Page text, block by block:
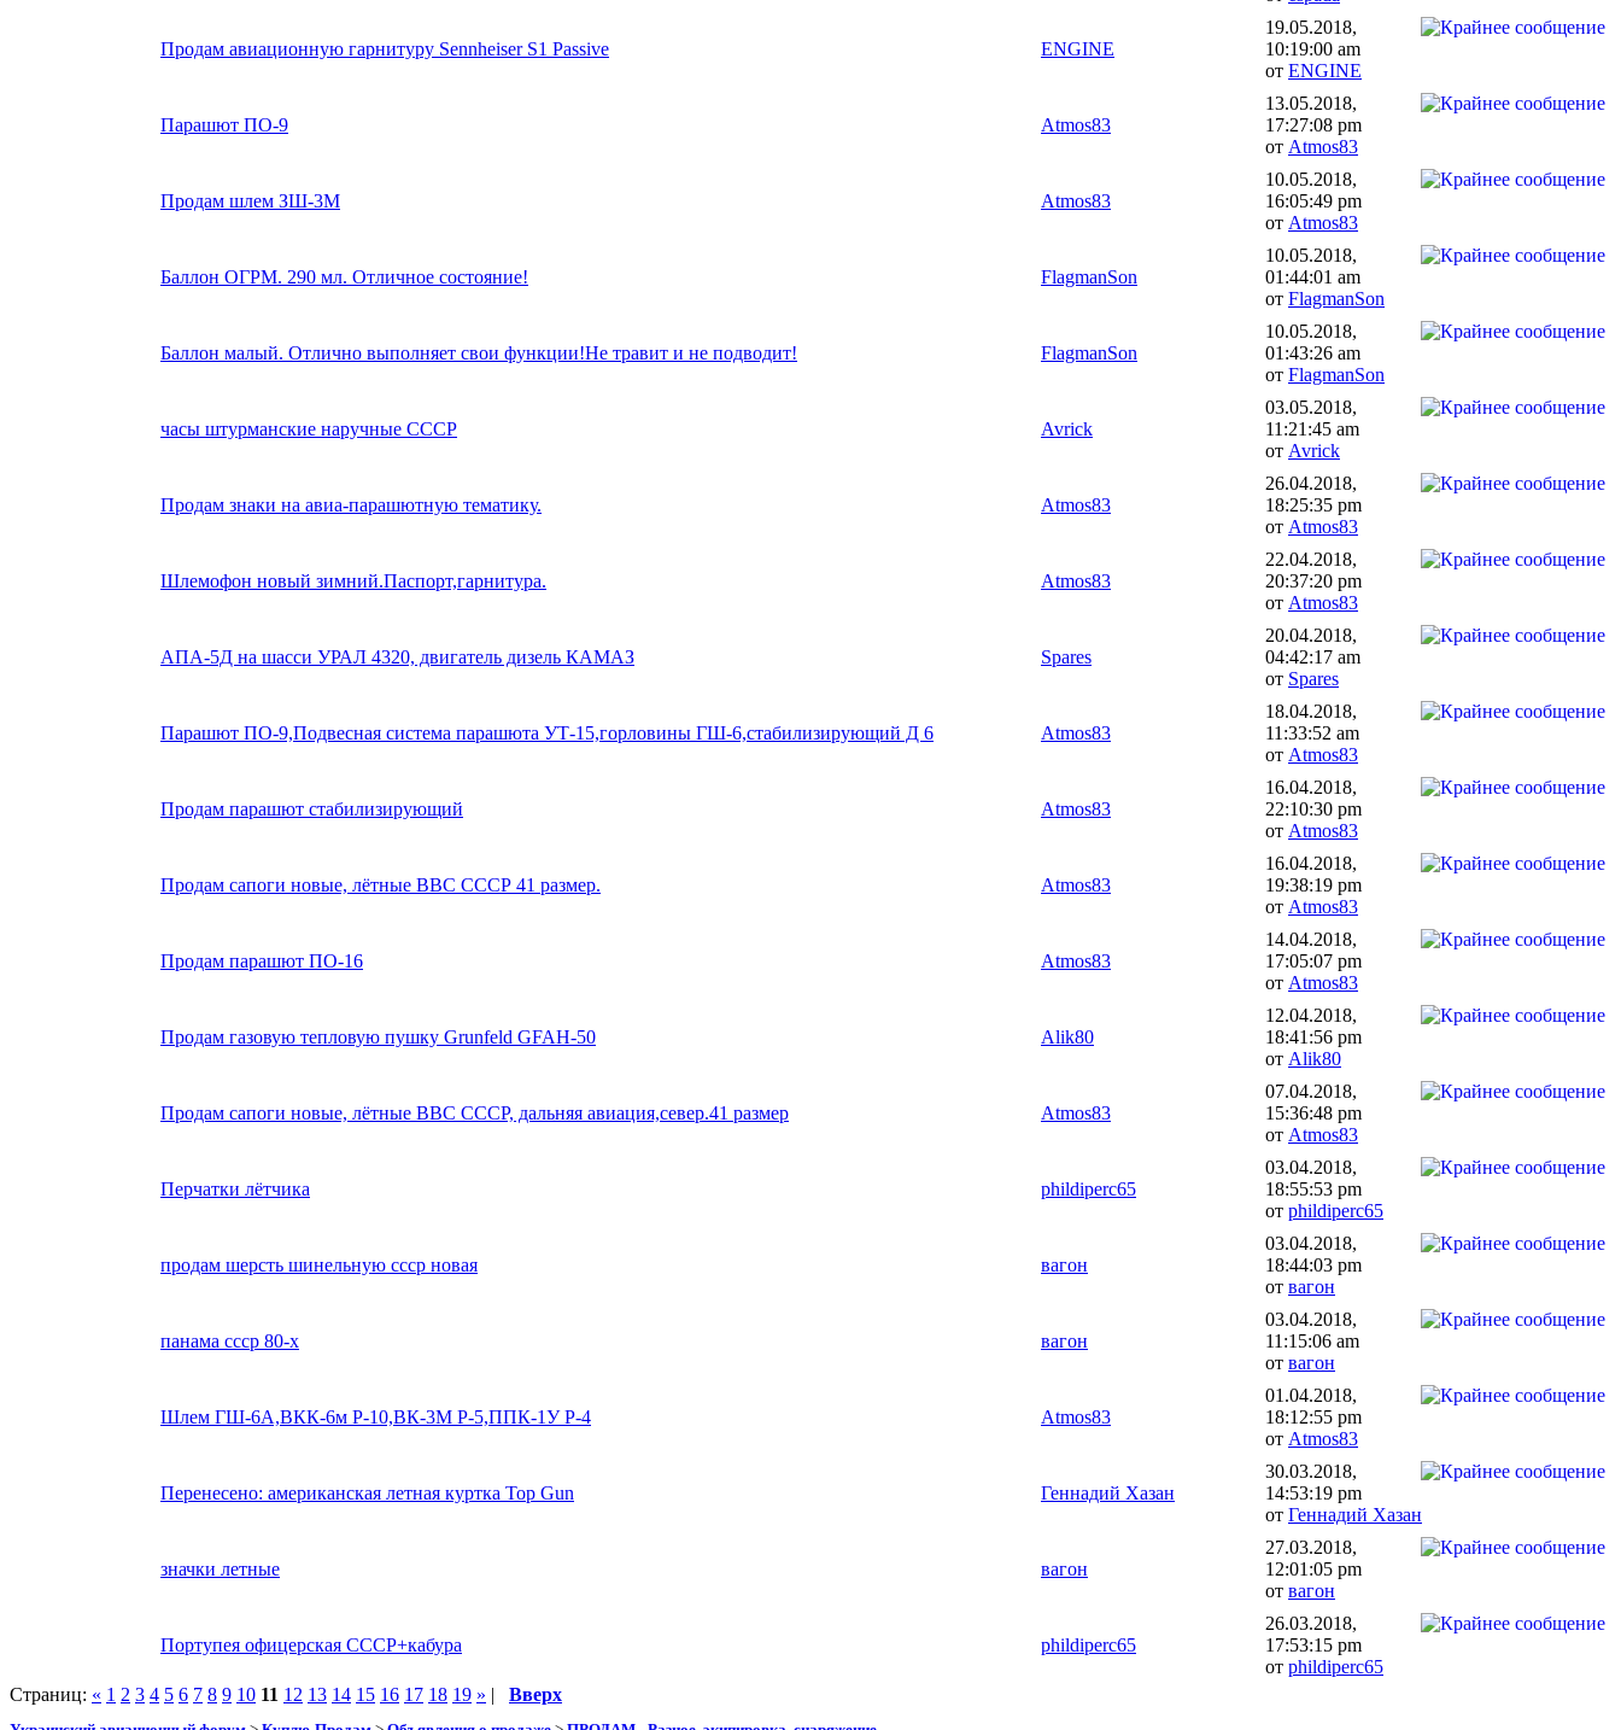
Продам авиационную гарнитуру Sennheiser S1 Passive ENGINE
19.05.2018,
10:19:00 am
от ENGINE
Парашют ПО-9 Atmos83
13.05.2018,
17:27:08 pm
от Atmos83
Продам шлем ЗШ-3М Atmos83
10.05.2018,
16:05:49 pm
от Atmos83
Баллон ОГРМ. 290 мл. Отличное состояние! FlagmanSon
10.05.2018,
01:44:01 am
от FlagmanSon
Баллон малый. Отлично выполняет свои функции!Не травит и не подводит! FlagmanSon
10.05.2018,
01:43:26 am
от FlagmanSon
часы штурманские наручные СССР Avrick
03.05.2018,
11:21:45 am
от Avrick
Продам знаки на авиа-парашютную тематику. Atmos83
26.04.2018,
18:25:35 pm
от Atmos83
Шлемофон новый зимний.Паспорт,гарнитура. Atmos83
22.04.2018,
20:37:20 pm
от Atmos83
АПА-5Д на шасси УРАЛ 4320, двигатель дизель КАМАЗ Spares
20.04.2018,
04:42:17 am
от Spares
Парашют ПО-9,Подвесная система парашюта УТ-15,горловины ГШ-6,стабилизирующий Д 6 Atmos83
18.04.2018,
11:33:52 am
от Atmos83
Продам парашют стабилизирующий Atmos83
16.04.2018,
22:10:30 pm
от Atmos83
Продам сапоги новые, лётные ВВС СССР 41 размер. Atmos83
16.04.2018,
19:38:19 pm
от Atmos83
Продам парашют ПО-16 Atmos83
14.04.2018,
17:05:07 pm
от Atmos83
Продам газовую тепловую пушку Grunfeld GFAH-50 Alik80
12.04.2018,
18:41:56 pm
от Alik80
Продам сапоги новые, лётные ВВС СССР, дальняя авиация,север.41 размер Atmos83
07.04.2018,
15:36:48 pm
от Atmos83
Перчатки лётчика phildiperc65
03.04.2018,
18:55:53 pm
от phildiperc65
продам шерсть шинельную ссср новая вагон
03.04.2018,
18:44:03 pm
от вагон
панама ссср 80-х вагон
03.04.2018,
11:15:06 am
от вагон
Шлем ГШ-6А,ВКК-6м Р-10,ВК-3М Р-5,ППК-1У Р-4 Atmos83
01.04.2018,
18:12:55 pm
от Atmos83
Перенесено: американская летная куртка Top Gun Геннадий Хазан
30.03.2018,
14:53:19 pm
от Геннадий Хазан
значки летные вагон
27.03.2018,
12:01:05 pm
от вагон
Портупея офицерская СССР+кабура phildiperc65
26.03.2018,
17:53:15 pm
от phildiperc65
Страниц: « 1 2 3 4 5 6 7 8 9 10 11 12 13 14 15 16 17 18 19 » | Вверх